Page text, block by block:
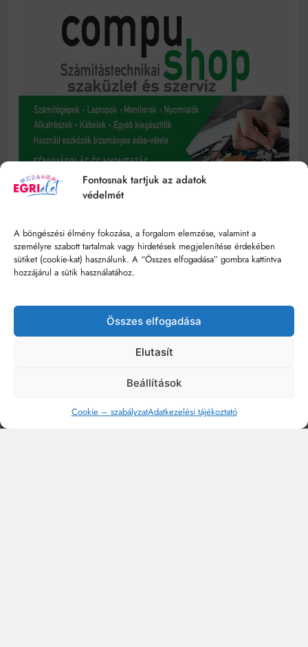
Fontosnak tartjuk az adatok
védelmét
A böngészési élmény fokozása, a forgalom elemzése, valamint a
személyre szabott tartalmak vagy hirdetések megjelenítése érdekében
sütiket (cookie-kat) használunk. A “Összes elfogadása” gombra kattintva
hozzájárul a sütik használatához.
Összes elfogadása
Elutasít
Beállítások
Cookie – szabályzatAdatkezelési tájékoztató